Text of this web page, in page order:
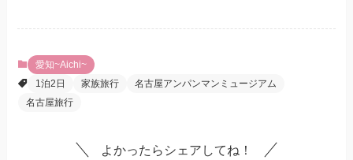
愛知~Aichi~
1泊2日
家族旅行
名古屋アンパンマンミュージアム
名古屋旅行
よかったらシェアしてね！